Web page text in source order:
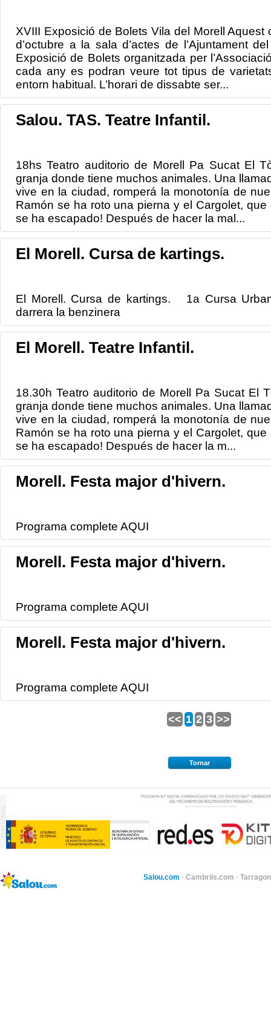
XVIII Exposició de Bolets Vila del Morell
d’octubre a la sala d’actes de l’Ajuntament
Exposició de Bolets organitzada per
cada any es podran veure tot tipus de
entorn habitual. L’horari de dissabte ser...
Salou. TAS. Teatre Infantil.
18hs Teatro auditorio de Morell Pa Sucat El
granja donde tiene muchos animales. Una
vive en la ciudad, romperá la monotonía de
Ramón se ha roto una pierna y el Cargolet,
se ha escapado! Después de hacer la mal...
El Morell. Cursa de kartings.
El Morell. Cursa de kartings. 1a Cursa
darrera la benzinera
El Morell. Teatre Infantil.
18.30h Teatro auditorio de Morell Pa Sucat El
granja donde tiene muchos animales. Una
vive en la ciudad, romperá la monotonía de
Ramón se ha roto una pierna y el Cargolet,
se ha escapado! Después de hacer la m...
Morell. Festa major d'hivern.
Programa complete AQUI
Morell. Festa major d'hivern.
Programa complete AQUI
Morell. Festa major d'hivern.
Programa complete AQUI
<< 1 2 3 >>
Tornar
Salou.com · Cambrils.com ·